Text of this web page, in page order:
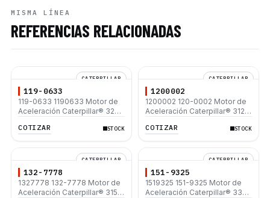
MISMA LÍNEA
REFERENCIAS RELACIONADAS
CATERPILLAR
119-0633
119-0633 1190633 Motor de
Aceleración Caterpillar® 320B
COTIZAR STOCK
CATERPILLAR
1200002
1200002 120-0002 Motor de
Aceleración Caterpillar® 312B
COTIZAR STOCK
CATERPILLAR
132-7778
1327778 132-7778 Motor de
Aceleración Caterpillar® 315B
CATERPILLAR
151-9325
1519325 151-9325 Motor de
Aceleración Caterpillar® 330B